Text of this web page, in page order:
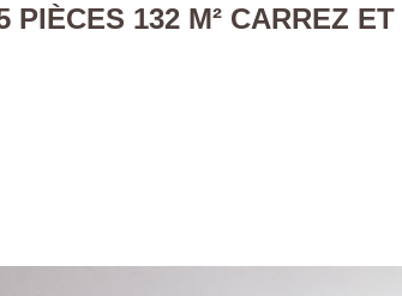
132 M² CARREZ